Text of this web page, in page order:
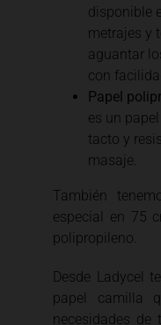
disponible
metrajes y
aguantar
con
Papel
es un
tacto y
masaje.
También
especial en 75
polipropileno.
Desde Ladycel
papel camilla
necesidades de